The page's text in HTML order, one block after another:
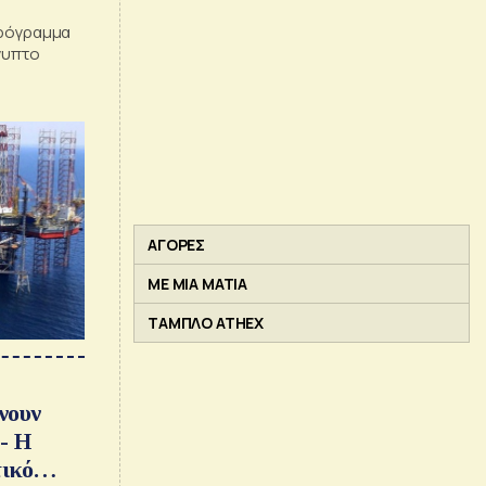
- Η
ΑΓΟΡΕΣ
ΜΕ ΜΙΑ ΜΑΤΙΑ
ΤΑΜΠΛΟ ATHEX